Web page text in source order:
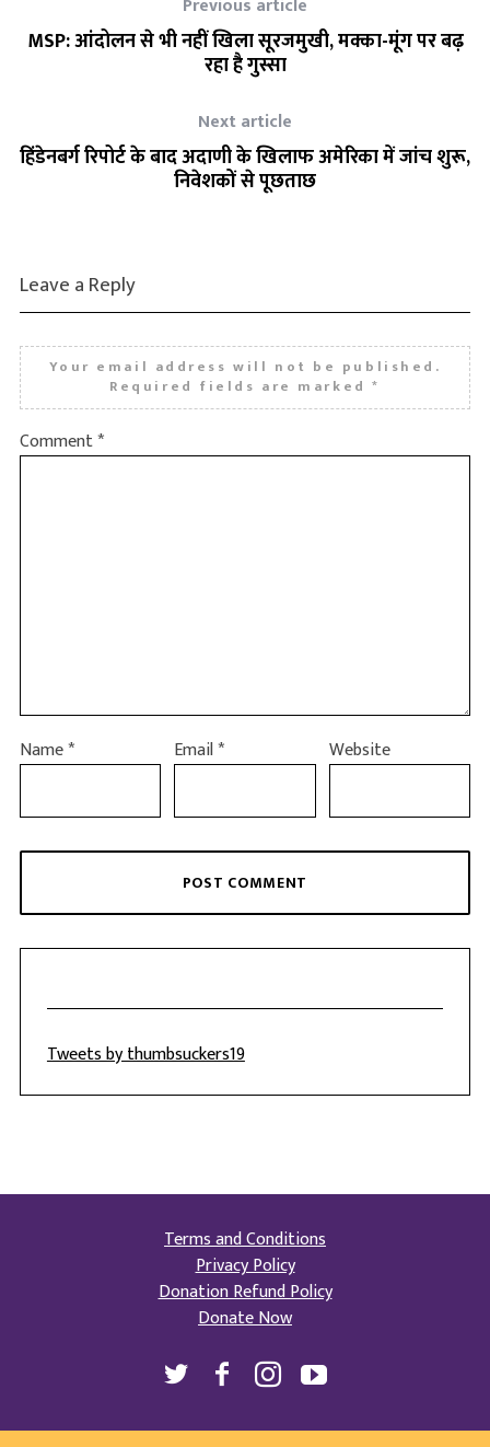
Previous article
MSP: आंदोलन से भी नहीं खिला सूरजमुखी, मक्का-मूंग पर बढ़
रहा है गुस्सा
Next article
हिंडेनबर्ग रिपोर्ट के बाद अदाणी के खिलाफ अमेरिका में जांच शुरू,
निवेशकों से पूछताछ
Leave a Reply
Your email address will not be published.
Required fields are marked*
Comment*
Name* Email* Website
Tweets by thumbsuckers19
Terms and Conditions
Privacy Policy
Donation Refund Policy
Donate Now